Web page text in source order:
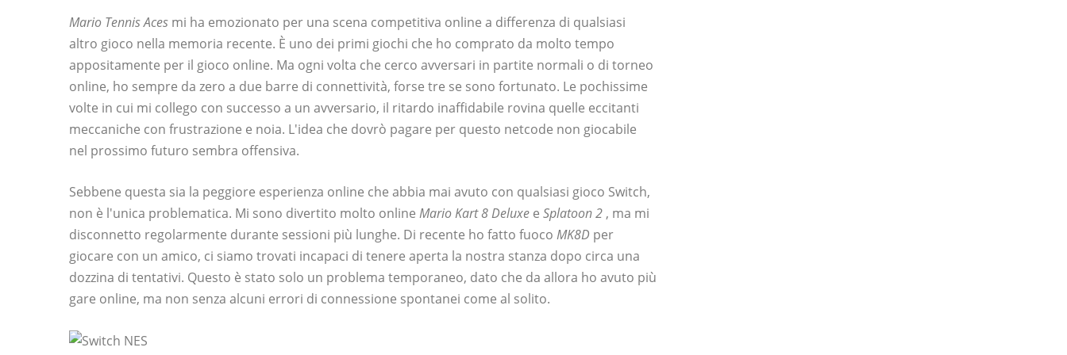
Mario Tennis Aces mi ha emozionato per una scena competitiva online a differenza di qualsiasi
altro gioco nella memoria recente. È uno dei primi giochi che ho comprato da molto tempo
appositamente per il gioco online. Ma ogni volta che cerco avversari in partite normali o di torneo
online, ho sempre da zero a due barre di connettività, forse tre se sono fortunato. Le pochissime
volte in cui mi collego con successo a un avversario, il ritardo inaffidabile rovina quelle eccitanti
meccaniche con frustrazione e noia. L'idea che dovrò pagare per questo netcode non giocabile
nel prossimo futuro sembra offensiva.
Sebbene questa sia la peggiore esperienza online che abbia mai avuto con qualsiasi gioco Switch,
non è l'unica problematica. Mi sono divertito molto online Mario Kart 8 Deluxe e Splatoon 2 , ma mi
disconnetto regolarmente durante sessioni più lunghe. Di recente ho fatto fuoco MK8D per
giocare con un amico, ci siamo trovati incapaci di tenere aperta la nostra stanza dopo circa una
dozzina di tentativi. Questo è stato solo un problema temporaneo, dato che da allora ho avuto più
gare online, ma non senza alcuni errori di connessione spontanei come al solito.